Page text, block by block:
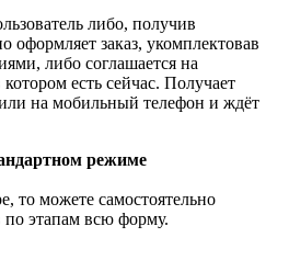
либо, получив
оформляет заказ, укомплектовав
либо соглашается на
есть сейчас. Получает
на мобильный телефон и ждёт
режиме
то можете самостоятельно
по этапам всю форму.